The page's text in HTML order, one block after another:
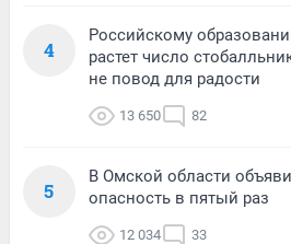
4
Российскому
растет число
не повод для радости
13 650 82
5
В Омской области
опасность в пятый раз
12 034 33